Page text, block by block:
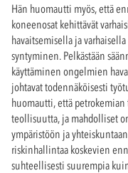
Hän huomautti myös, että
koneenosat kehittävät
havaitsemisella ja
syntyminen. Pelkästään
käyttäminen ongelmien
johtavat todennäköisesti
huomautti, että
teollisuutta, ja mahdolliset
ympäristöön ja
riskinhallintaa koskevien
suhteellisesti suurempia